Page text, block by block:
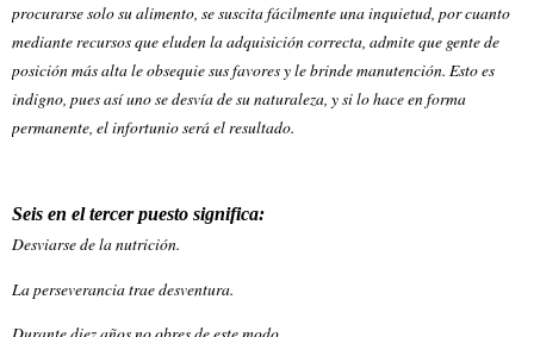
procurarse solo su alimento, se suscita fácilmente una inquietud, por cuanto
mediante recursos que eluden la adquisición correcta, admite que gente de
posición más alta le obsequie sus favores y le brinde manutención. Esto es
indigno, pues así uno se desvía de su naturaleza, y si lo hace en forma
permanente, el infortunio será el resultado.
Seis en el tercer puesto significa:
Desviarse de la nutrición.
La perseverancia trae desventura.